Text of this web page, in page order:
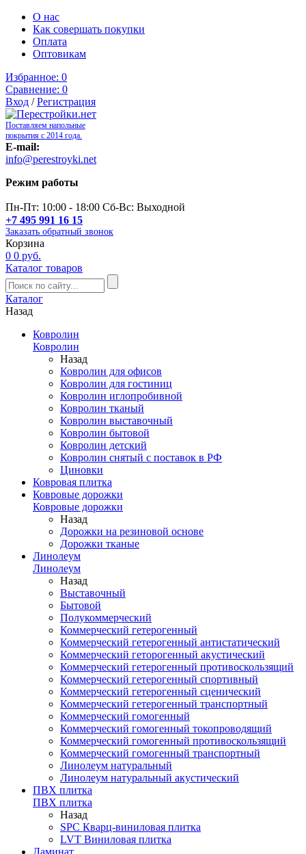
О нас
Как совершать покупки
Оплата
Оптовикам
Избранное: 0
Сравнение: 0
Вход /Регистрация
Поставляем напольные
покрытия с 2014 года.
E-mail:
info@perestroyki.net
Режим работы
Пн-Пт: 10:00 - 18:00 Сб-Вс: Выходной
+7 495 991 16 15
Заказать обратный звонок
Корзина
0 0 руб.
Каталог товаров
Каталог
Назад
Ковролин
Ковролин
Назад
Ковролин для офисов
Ковролин для гостиниц
Ковролин иглопробивной
Ковролин тканый
Ковролин выставочный
Ковролин бытовой
Ковролин детский
Ковролин снятый с поставок в РФ
Циновки
Ковровая плитка
Ковровые дорожки
Ковровые дорожки
Назад
Дорожки на резиновой основе
Дорожки тканые
Линолеум
Линолеум
Назад
Выставочный
Бытовой
Полукоммерческий
Коммерческий гетерогенный
Коммерческий гетерогенный антистатический
Коммерческий геторогенный акустический
Коммерческий гетерогенный противоскользящий
Коммерческий гетерогенный спортивный
Коммерческий гетерогенный сценический
Коммерческий гетерогенный транспортный
Коммерческий гомогенный
Коммерческий гомогенный токопроводящий
Коммерческий гомогенный противоскользящий
Коммерческий гомогенный транспортный
Линолеум натуральный
Линолеум натуральный акустический
ПВХ плитка
ПВХ плитка
Назад
SPC Кварц-виниловая плитка
LVT Виниловая плитка
Ламинат